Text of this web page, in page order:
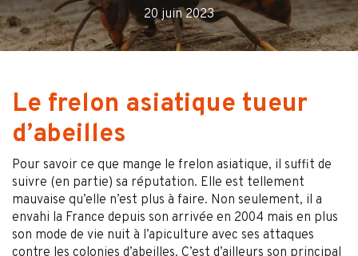
20 juin 2023
Le frelon asiatique tueur
d’abeilles
Pour savoir ce que mange le frelon asiatique, il suffit de
suivre (en partie) sa réputation. Elle est tellement
mauvaise qu’elle n’est plus à faire. Non seulement, il a
envahi la France depuis son arrivée en 2004 mais en plus
son mode de vie nuit à l’apiculture avec ses attaques
contre les colonies d’abeilles. C’est d’ailleurs son principal